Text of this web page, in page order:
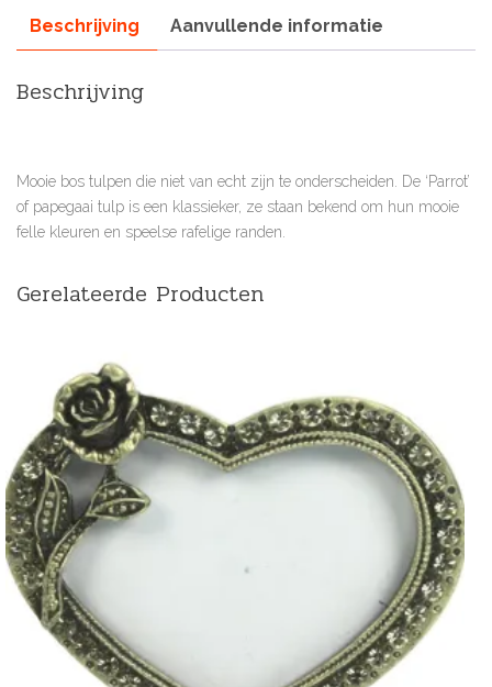
Beschrijving Aanvullende informatie
Beschrijving
Mooie bos tulpen die niet van echt zijn te onderscheiden. De ‘Parrot’
of papegaai tulp is een klassieker, ze staan bekend om hun mooie
felle kleuren en speelse rafelige randen.
Gerelateerde Producten